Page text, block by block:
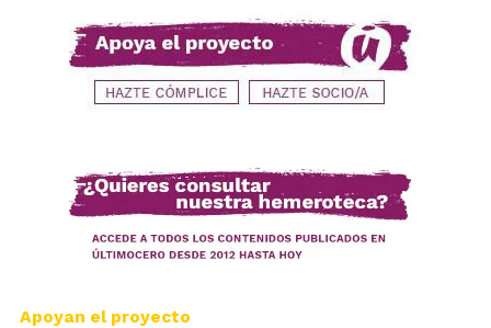
Apoyan el proyecto